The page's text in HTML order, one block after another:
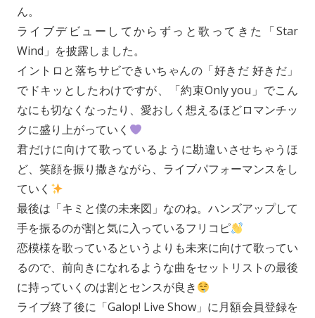
ん。
ライブデビューしてからずっと歌ってきた「Star
Wind」を披露しました。
イントロと落ちサビできいちゃんの「好きだ 好きだ」
でドキッとしたわけですが、「約束Only you」でこん
なにも切なくなったり、愛おしく想えるほどロマンチッ
クに盛り上がっていく
君だけに向けて歌っているように勘違いさせちゃうほ
ど、笑顔を振り撒きながら、ライブパフォーマンスをし
ていく
最後は「キミと僕の未来図」なのね。ハンズアップして
手を振るのが割と気に入っているフリコピ
恋模様を歌っているというよりも未来に向けて歌ってい
るので、前向きになれるような曲をセットリストの最後
に持っていくのは割とセンスが良き
ライブ終了後に「Galop! Live Show」に月額会員登録を